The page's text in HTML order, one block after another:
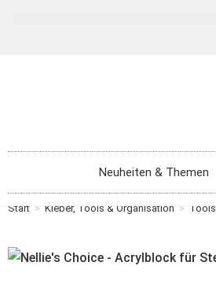
Neuheiten & Themen
Start > Kleber, Tools & Organisation > Tools